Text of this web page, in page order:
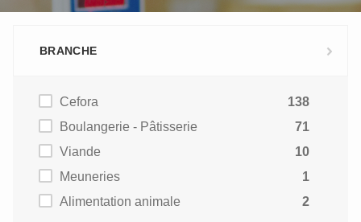
BRANCHE
Cefora
138
Boulangerie - Pâtisserie
71
Viande
10
Meuneries
1
Alimentation animale
2